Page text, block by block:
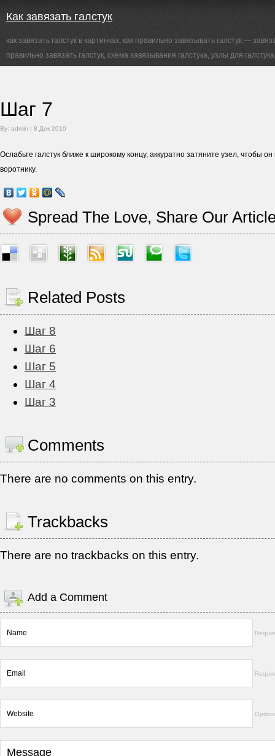
Как завязать галстук
как завязать галстук в картинках, как правильно завязывать галстук —
правильно завязать галстук, схема завязывания галстука, узлы для галстука
Шаг 7
By: admin | 8 Дек 2010
Ослабьте галстук ближе к широкому концу, аккуратно затяните узел, чтобы
воротнику.
Spread The Love, Share Our
Related Posts
Шаг 8
Шаг 6
Шаг 5
Шаг 4
Шаг 3
Comments
There are no comments on this entry.
Trackbacks
There are no trackbacks on this entry.
Add a Comment